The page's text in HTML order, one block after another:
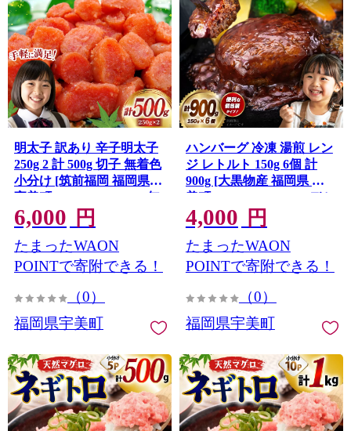
明太子 訳あり 辛子明太子
250g 2 計 500g 切子 無着色
小分け [筑前福岡 福岡県
宇美町 um40azo710009] 無
添加 めんたいこ 小切 切れ
子 福岡
6,000 円
たまったWAON
POINTで寄附できる！
（0）
福岡県宇美町
ハンバーグ 冷凍 湯煎 レン
ジ レトルト 150g 6個 計
900g [大黒物産 福岡県 宇
美町 um40bak830012] デミ
グラス ソース付き 温める
だけ 小分け 個包装 湯せん
冷凍 レンチン 温める 大容
量 はんばーぐ 人気 ふるさ
4,000 円
たまったWAON
POINTで寄附できる！
（0）
福岡県宇美町